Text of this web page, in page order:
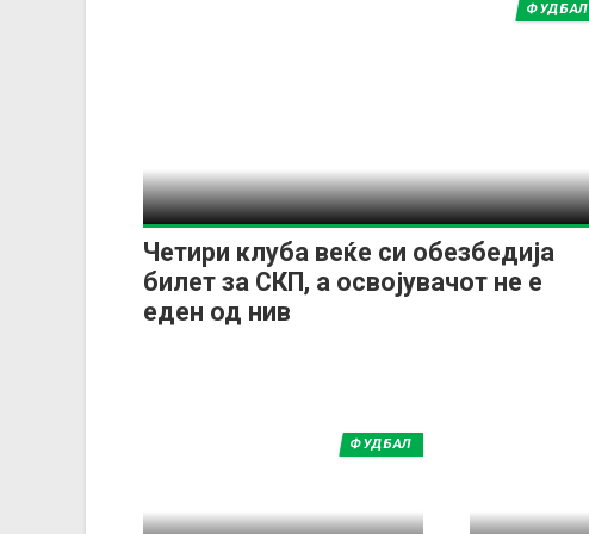
Четири клуба веќе си обезбедија
билет за СКП, а освојувачот не е
еден од нив
ФУДБАЛ
ФУДБАЛ